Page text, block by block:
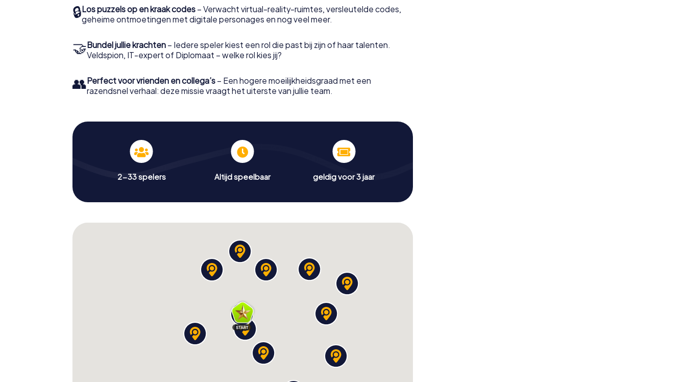
🔒Los puzzels op en kraak codes – Verwacht virtual-reality-ruimtes, versleutelde codes,
geheime ontmoetingen met digitale personages en nog veel meer.
🤝Bundel jullie krachten – Iedere speler kiest een rol die past bij zijn of haar talenten.
Veldspion, IT-expert of Diplomaat – welke rol kies jij?
👥Perfect voor vrienden en collega’s – Een hogere moeilijkheidsgraad met een
razendsnel verhaal: deze missie vraagt het uiterste van jullie team.
2-33 spelers Altijd speelbaar geldig voor 3 jaar